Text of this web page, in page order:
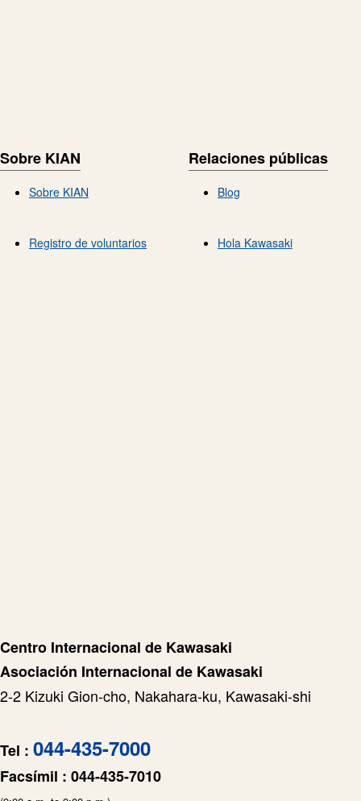
Centro Internacional de Kawasaki
Asociación Internacional de Kawasaki
2-2 Kizuki Gion-cho, Nakahara-ku, Kawasaki-shi
Tel : 044-435-7000
Facsímil : 044-435-7010
Sobre KIAN
Sobre KIAN
Registro de voluntarios
Relaciones públicas
Blog
Hola Kawasaki